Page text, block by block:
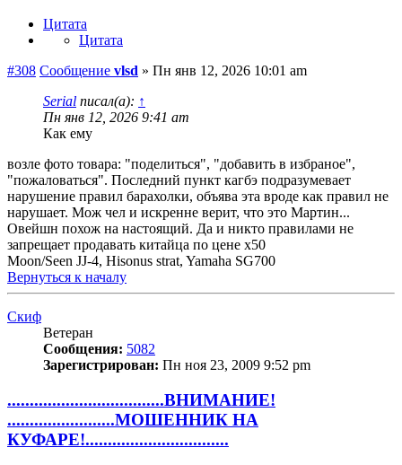
Цитата
Цитата
#308 Сообщение vlsd » Пн янв 12, 2026 10:01 am
Serial писал(а): ↑
Пн янв 12, 2026 9:41 am
Как ему
возле фото товара: "поделиться", "добавить в избраное",
"пожаловаться". Последний пункт кагбэ подразумевает
нарушение правил барахолки, объява эта вроде как правил не
нарушает. Мож чел и искренне верит, что это Мартин...
Овейшн похож на настоящий. Да и никто правилами не
запрещает продавать китайца по цене х50
Moon/Seen JJ-4, Hisonus strat, Yamaha SG700
Вернуться к началу
Скиф
Ветеран
Сообщения: 5082
Зарегистрирован: Пн ноя 23, 2009 9:52 pm
...................................ВНИМАНИЕ!
........................МОШЕННИК НА
КУФАРЕ!................................